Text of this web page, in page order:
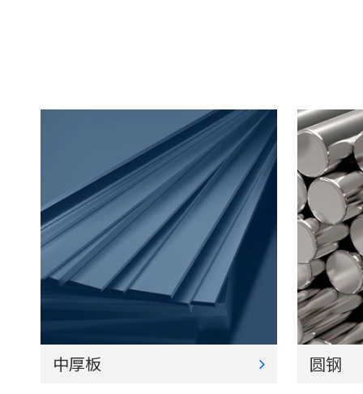
中厚板 圆钢